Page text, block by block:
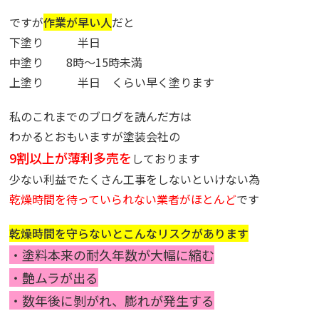
ですが作業が早い人だと
下塗り 半日
中塗り 8時～15時未満
上塗り 半日 くらい早く塗ります
私のこれまでのブログを読んだ方は
わかるとおもいますが塗装会社の
9割以上が薄利多売を しております
少ない利益でたくさん工事をしないといけない為
乾燥時間を待っていられない業者がほとんどです
乾燥時間を守らないとこんなリスクがあります
・塗料本来の耐久年数が大幅に縮む
・艶ムラが出る
・数年後に剝がれ、膨れが発生する